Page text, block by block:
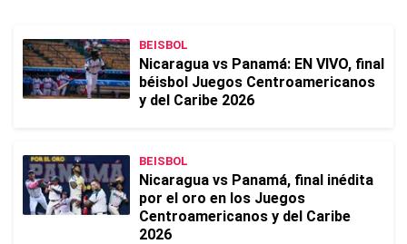
BEISBOL
Nicaragua vs Panamá: EN VIVO, final
béisbol Juegos Centroamericanos
y del Caribe 2026
BEISBOL
Nicaragua vs Panamá, final inédita
por el oro en los Juegos
Centroamericanos y del Caribe
2026